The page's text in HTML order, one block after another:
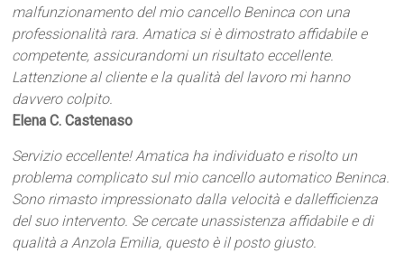
malfunzionamento del mio cancello Beninca con una
professionalità rara. Amatica si è dimostrato affidabile e
competente, assicurandomi un risultato eccellente.
Lattenzione al cliente e la qualità del lavoro mi hanno
davvero colpito.
Elena C. Castenaso
Servizio eccellente! Amatica ha individuato e risolto un
problema complicato sul mio cancello automatico Beninca.
Sono rimasto impressionato dalla velocità e dallefficienza
del suo intervento. Se cercate unassistenza affidabile e di
qualità a Anzola Emilia, questo è il posto giusto.